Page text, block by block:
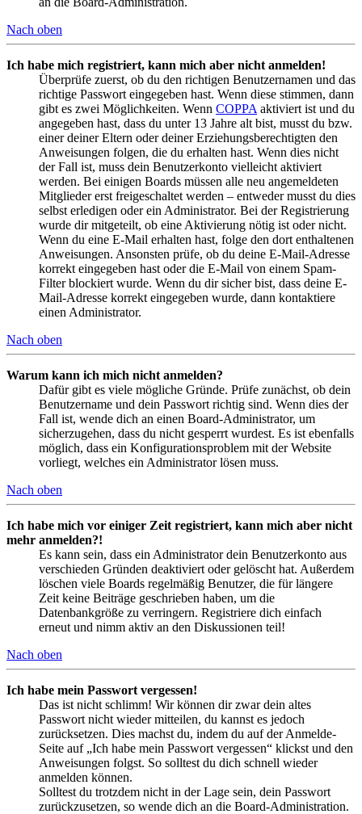
Nach oben
Ich habe mich registriert, kann mich aber nicht anmelden!
Überprüfe zuerst, ob du den richtigen Benutzernamen und das
richtige Passwort eingegeben hast. Wenn diese stimmen, dann
gibt es zwei Möglichkeiten. Wenn COPPA aktiviert ist und du
angegeben hast, dass du unter 13 Jahre alt bist, musst du bzw.
einer deiner Eltern oder deiner Erziehungsberechtigten den
Anweisungen folgen, die du erhalten hast. Wenn dies nicht
der Fall ist, muss dein Benutzerkonto vielleicht aktiviert
werden. Bei einigen Boards müssen alle neu angemeldeten
Mitglieder erst freigeschaltet werden – entweder musst du dies
selbst erledigen oder ein Administrator. Bei der Registrierung
wurde dir mitgeteilt, ob eine Aktivierung nötig ist oder nicht.
Wenn du eine E-Mail erhalten hast, folge den dort enthaltenen
Anweisungen. Ansonsten prüfe, ob du deine E-Mail-Adresse
korrekt eingegeben hast oder die E-Mail von einem Spam-
Filter blockiert wurde. Wenn du dir sicher bist, dass deine E-
Mail-Adresse korrekt eingegeben wurde, dann kontaktiere
einen Administrator.
Nach oben
Warum kann ich mich nicht anmelden?
Dafür gibt es viele mögliche Gründe. Prüfe zunächst, ob dein
Benutzername und dein Passwort richtig sind. Wenn dies der
Fall ist, wende dich an einen Board-Administrator, um
sicherzugehen, dass du nicht gesperrt wurdest. Es ist ebenfalls
möglich, dass ein Konfigurationsproblem mit der Website
vorliegt, welches ein Administrator lösen muss.
Nach oben
Ich habe mich vor einiger Zeit registriert, kann mich aber nicht
mehr anmelden?!
Es kann sein, dass ein Administrator dein Benutzerkonto aus
verschieden Gründen deaktiviert oder gelöscht hat. Außerdem
löschen viele Boards regelmäßig Benutzer, die für längere
Zeit keine Beiträge geschrieben haben, um die
Datenbankgröße zu verringern. Registriere dich einfach
erneut und nimm aktiv an den Diskussionen teil!
Nach oben
Ich habe mein Passwort vergessen!
Das ist nicht schlimm! Wir können dir zwar dein altes
Passwort nicht wieder mitteilen, du kannst es jedoch
zurücksetzen. Dies machst du, indem du auf der Anmelde-
Seite auf „Ich habe mein Passwort vergessen“ klickst und den
Anweisungen folgst. So solltest du dich schnell wieder
anmelden können.
Solltest du trotzdem nicht in der Lage sein, dein Passwort
zurückzusetzen, so wende dich an die Board-Administration.